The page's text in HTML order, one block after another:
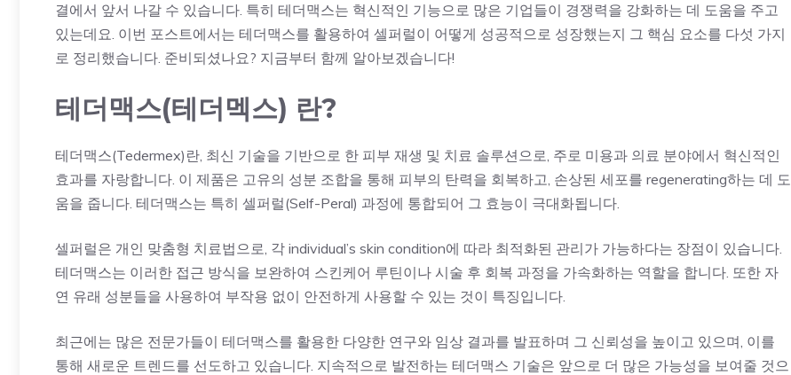
결에서 앞서 나갈 수 있습니다. 특히 테더맥스는 혁신적인 기능으로 많은 기업들이 경쟁력을 강화하는 데 도움을 주고
있는데요. 이번 포스트에서는 테더맥스를 활용하여 셀퍼럴이 어떻게 성공적으로 성장했는지 그 핵심 요소를 다섯 가지
로 정리했습니다. 준비되셨나요? 지금부터 함께 알아보겠습니다!
테더맥스(테더멕스) 란?
테더맥스(Tedermex)란, 최신 기술을 기반으로 한 피부 재생 및 치료 솔루션으로, 주로 미용과 의료 분야에서 혁신적인
효과를 자랑합니다. 이 제품은 고유의 성분 조합을 통해 피부의 탄력을 회복하고, 손상된 세포를 regenerating하는 데 도
움을 줍니다. 테더맥스는 특히 셀퍼럴(Self-Peral) 과정에 통합되어 그 효능이 극대화됩니다.
셀퍼럴은 개인 맞춤형 치료법으로, 각 individual’s skin condition에 따라 최적화된 관리가 가능하다는 장점이 있습니다.
테더맥스는 이러한 접근 방식을 보완하여 스킨케어 루틴이나 시술 후 회복 과정을 가속화하는 역할을 합니다. 또한 자
연 유래 성분들을 사용하여 부작용 없이 안전하게 사용할 수 있는 것이 특징입니다.
최근에는 많은 전문가들이 테더맥스를 활용한 다양한 연구와 임상 결과를 발표하며 그 신뢰성을 높이고 있으며, 이를
통해 새로운 트렌드를 선도하고 있습니다. 지속적으로 발전하는 테더맥스 기술은 앞으로 더 많은 가능성을 보여줄 것으